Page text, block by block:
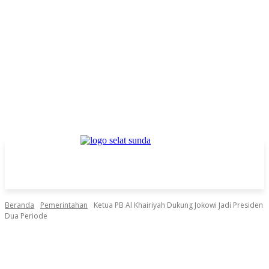
Beranda Pemerintahan
Ketua PB Al Khairiyah Dukung Jokowi Jadi Presiden
Dua Periode